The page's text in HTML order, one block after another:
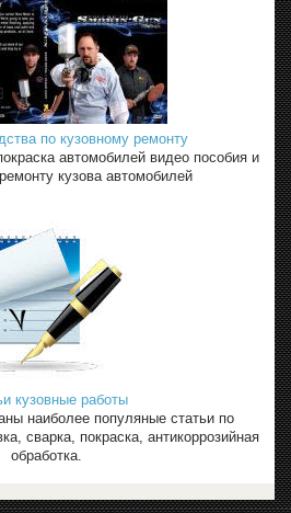
по кузовному ремонту
автомобилей видео пособия и
кузова автомобилей
кузовные работы
наиболее популяные статьи по
сварка, покраска, антикоррозийная
обработка.